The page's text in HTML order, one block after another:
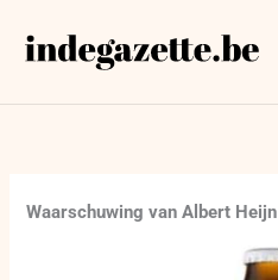
naar
Waarschuwing van Albert Heijn